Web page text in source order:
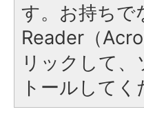
す。お持ちで
Reader（
リックして
トールしてく